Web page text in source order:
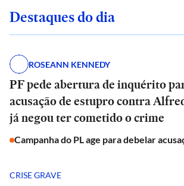
Destaques do dia
ROSEANN KENNEDY
PF pede abertura de inquérito
acusação de estupro contra
já negou ter cometido o crime
Campanha do PL age para debelar
CRISE GRAVE